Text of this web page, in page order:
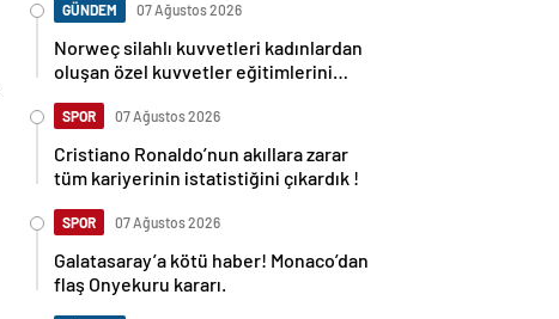
GÜNDEM 07 Ağustos 2026
Norweç silahlı kuvvetleri kadınlardan
oluşan özel kuvvetler eğitimlerini
SPOR 07 Ağustos 2026
Cristiano Ronaldo’nun akıllara zarar
tüm kariyerinin istatistiğini çıkardık !
SPOR 07 Ağustos 2026
Galatasaray’a kötü haber! Monaco’dan
flaş Onyekuru kararı.